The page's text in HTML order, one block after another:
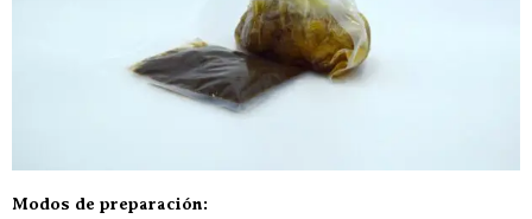
Modos de preparación: